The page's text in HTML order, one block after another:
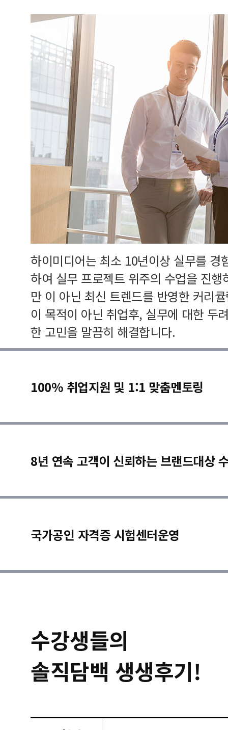
하이미디어는 최소 10년이상 실무를 경
하여 실무 프로젝트 위주의 수업을 진
만 이 아닌 최신 트렌드를 반영한 커리
이 목적이 아닌 취업후, 실무에 대한 두
한 고민을 말끔히 해결합니다.
100% 취업지원 및 1:1 맞춤멘토링
8년 연속 고객이 신뢰하는 브랜드대상
국가공인 자격증 시험센터운영
수강생들의
솔직담백 생생후기!